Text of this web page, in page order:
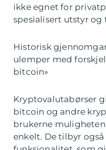
ikke egnet for
spesialisert utstyr og
Historisk
ulemper med
bitcoin»
Kryptovalutabørser
bitcoin og andre
brukerne
enkelt. De tilbyr